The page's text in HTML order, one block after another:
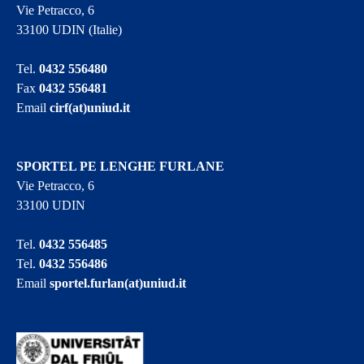
Vie Petracco, 6
33100 UDIN (Italie)
Tel.0432 556480
Fax0432 556481
Emailcirf(at)uniud.it
SPORTEL PE LENGHE FURLANE
Vie Petracco, 6
33100 UDIN
Tel.0432 556485
Tel.0432 556486
Emailsportel.furlan(at)uniud.it